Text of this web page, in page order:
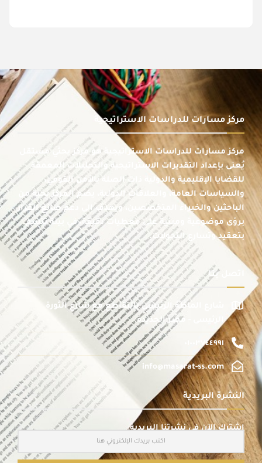
مركز مسارات للدراسات الاستراتيجية
مركز مسارات للدراسات الاستراتيجية هو مركز بحثي مستقل
يُعنى بإعداد التقديرات الاستراتيجية والتحليلات المعمقة
للقضايا الإقليمية والدولية ذات الصلة بالأمن القومي،
والسياسات العامة، والعلاقات الدولية، يضم المركز نخبة من
الباحثين والخبراء المتخصصين، ويهدف إلى دعم صانع القرار
برؤى موضوعية ومبنية على معطيات دقيقة، في بيئة تتسم
بتعقيد وتسارع التحولات.
اتصل بنا
شارع الماظة الرئيسى بالتقاطع مع شارع الثورة
الرئيسى - مصر الجديدة
٠١٠٠٣٧٤٤٩٩١
info@masarat-ss.com
النشرة البريدية
اشترك الآن في نشرتنا البريدية: